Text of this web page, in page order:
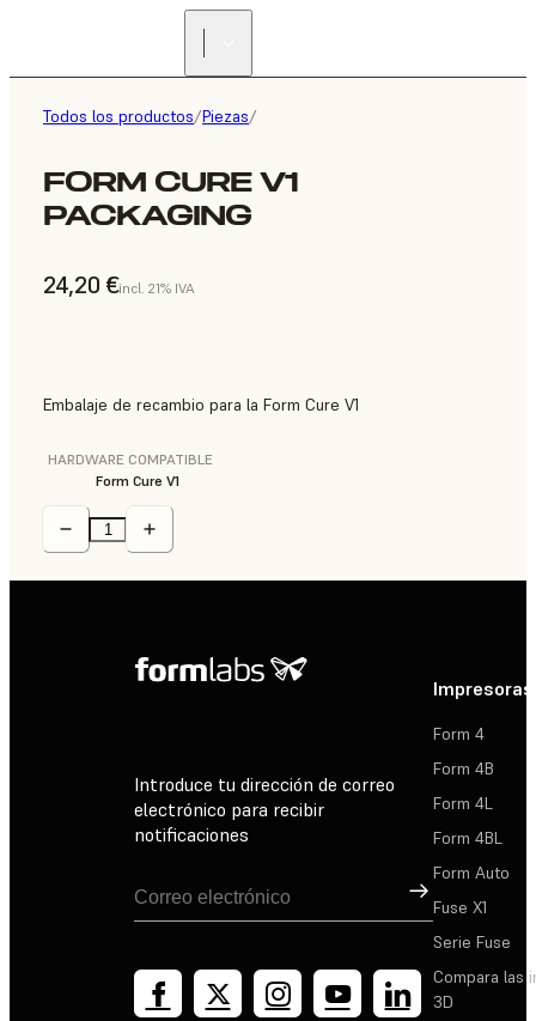
Todos los productos/Piezas/
FORM CURE V1
PACKAGING
24,20 €incl. 21% IVA
Embalaje de recambio para la Form Cure V1
HARDWARE COMPATIBLE
Form Cure V1
Introduce tu dirección de correo
electrónico para recibir
notificaciones
Suscribirse
Impresoras
Form 4
Form 4B
Form 4L
Form 4BL
Form Auto
Fuse X1
Serie Fuse
Compara las
3D